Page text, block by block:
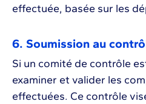
effectuée, basée sur les
6. Soumission au
Si un comité de contrôle
examiner et valider les
effectuées. Ce contrôle